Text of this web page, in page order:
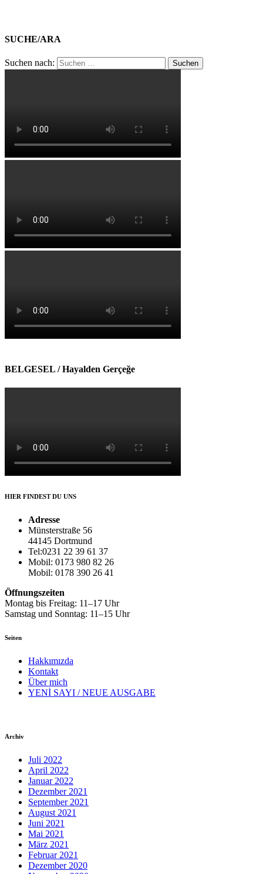
SUCHE/ARA
Suchen nach:
BELGESEL / Hayalden Gerçeğe
HIER FINDEST DU UNS
Adresse
Münsterstraße 56
44145 Dortmund
Tel:0231 22 39 61 37
Mobil: 0173 980 82 26
Mobil: 0178 390 26 41
Öffnungszeiten
Montag bis Freitag: 11–17 Uhr
Samstag und Sonntag: 11–15 Uhr
Seiten
Hakkımızda
Kontakt
Über mich
YENİ SAYI / NEUE AUSGABE
Archiv
Juli 2022
April 2022
Januar 2022
Dezember 2021
September 2021
August 2021
Juni 2021
Mai 2021
März 2021
Februar 2021
Dezember 2020